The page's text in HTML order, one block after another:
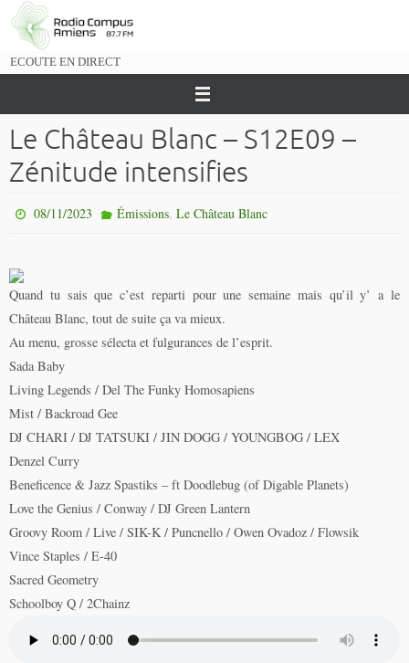
Passer
vers
ECOUTE EN DIRECT
Le Château Blanc – S12E09 –
Zénitude intensifies
08/11/2023 Émissions, Le Château Blanc
Quand tu sais que c’est reparti pour une semaine mais qu’il y’ a le
Château Blanc, tout de suite ça va mieux.
Au menu, grosse sélecta et fulgurances de l’esprit.
Sada Baby
Living Legends / Del The Funky Homosapiens
Mist / Backroad Gee
DJ CHARI / DJ TATSUKI / JIN DOGG / YOUNGBOG / LEX
Denzel Curry
Beneficence & Jazz Spastiks – ft Doodlebug (of Digable Planets)
Love the Genius / Conway / DJ Green Lantern
Groovy Room / Live / SIK-K / Puncnello / Owen Ovadoz / Flowsik
Vince Staples / E-40
Sacred Geometry
Schoolboy Q / 2Chainz